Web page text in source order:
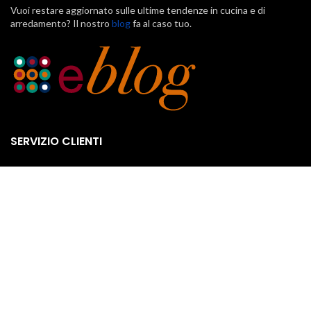
Vuoi restare aggiornato sulle ultime tendenze in cucina e di
arredamento? Il nostro blogfa al caso tuo.
SERVIZIO CLIENTI
Klarna